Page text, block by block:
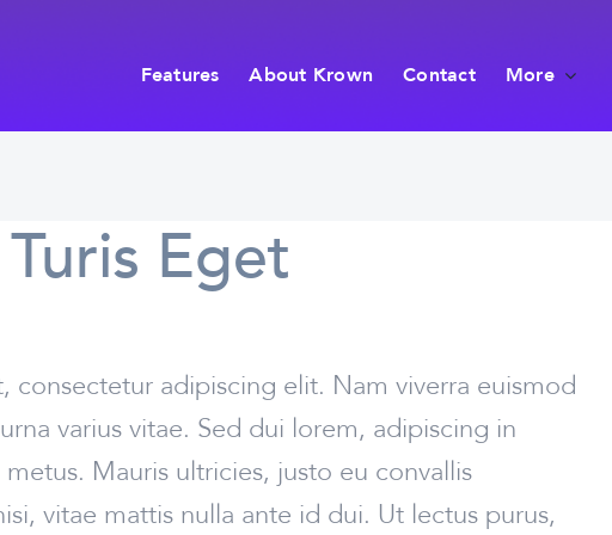
Features About Krown Contact More
Eget
consectetur adipiscing elit. Nam viverra euismod
varius vitae. Sed dui lorem, adipiscing in
Mauris ultricies, justo eu convallis
vitae mattis nulla ante id dui. Ut lectus purus,